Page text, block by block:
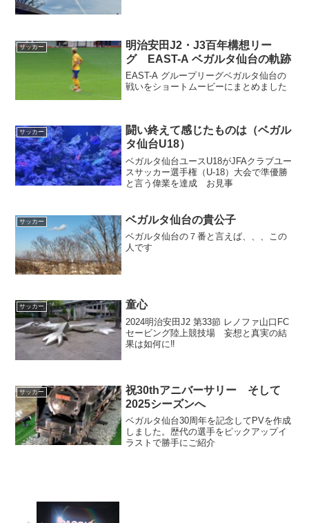
サッカー
明治安田J2・J3百年構想リー
グ EAST-A ベガルタ仙台の軌跡
EAST-A グループリーグベガルタ仙台の
戦いをショートムービーにまとめました
サッカー
闘い終えて感じたものは（ベガル
タ仙台U18）
ベガルタ仙台ユースU18がJFAクラブユー
スサッカー選手権（U-18）大会で準優勝
と言う偉業を達成 お見事
サッカー ベガルタ仙台の貴公子
ベガルタ仙台の７番と言えば、、、この
人です
サッカー 童心
2024明治安田J2 第33節 レノファ山口FC
セービング陸上競技場 妄想と真実の結
果は如何に‼
サッカー
祝30thアニバーサリー そして
2025シーズンへ
ベガルタ仙台30周年を記念してPVを作成
しました。歴代の選手をピックアップイ
ラストで勝手にご紹介